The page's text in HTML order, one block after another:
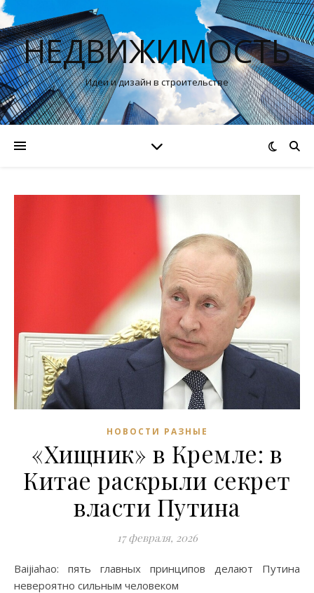
НЕДВИЖИМОСТЬ
Идеи и дизайн в строительстве
НОВОСТИ РАЗНЫЕ
«Хищник» в Кремле: в
Китае раскрыли секрет
власти Путина
17 февраля, 2026
Baijiahao: пять главных принципов делают Путина
невероятно сильным человеком